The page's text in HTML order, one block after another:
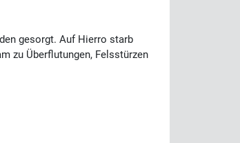
gesorgt. Auf Hierro starb
zu Überflutungen, Felsstürzen